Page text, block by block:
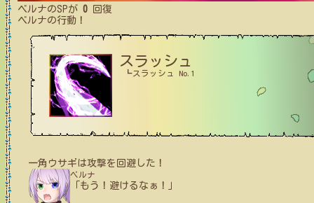
ベルナのSPが 0 回復
ベルナの行動！
スラッシュ
┗スラッシュ No.1
一角ウサギは攻撃を回避した！
ベルナ
「もう！避けるなぁ！」